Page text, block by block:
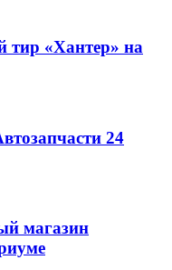
тир «Хантер» на
24
магазин